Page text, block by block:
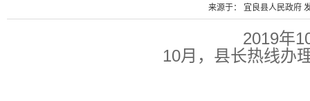
来源于： 宜良县人民政府
2019年
10月，县长热线办